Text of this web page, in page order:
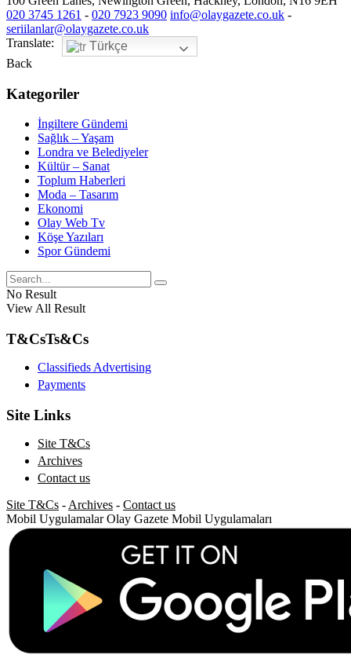
020 3745 1261 - 020 7923 9090 info@olaygazete.co.uk -
seriilanlar@olaygazete.co.uk
Translate:
Türkçe
Back
Kategoriler
İngiltere Gündemi
Sağlık – Yaşam
Londra ve Belediyeler
Kültür – Sanat
Toplum Haberleri
Moda – Tasarım
Ekonomi
Olay Web Tv
Köşe Yazıları
Spor Gündemi
No Result
View All Result
T&CsTs&Cs
Classifieds Advertising
Payments
Site Links
Site T&Cs
Archives
Contact us
Site T&Cs - Archives - Contact us
Mobil Uygulamalar Olay Gazete Mobil Uygulamaları